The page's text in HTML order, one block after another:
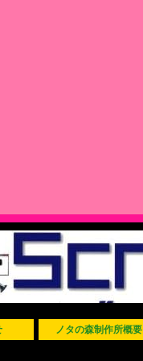
ノタの森制作所概要